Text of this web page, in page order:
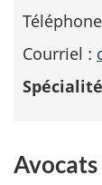
Courriel :
Avocats